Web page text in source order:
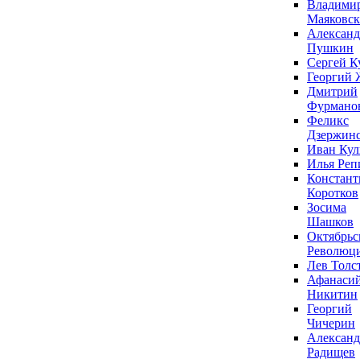
Пушкин
Сергей
Георгий
Дмитрий
Феликс
Иван
Илья
Коротков
Зосима
Шашков
Лев
Никитин
Георгий
Чичерин
Радищев